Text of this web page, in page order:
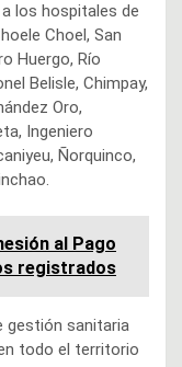
los hospitales de
Choel, San
Huergo, Río
Belisle, Chimpay,
Oro,
Ingeniero
Ñorquinco,
al Pago
registrados
gestión sanitaria
todo el territorio